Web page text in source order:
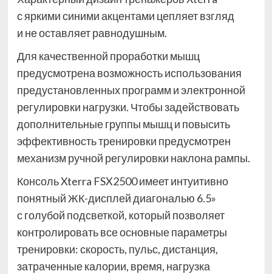
с яркими синими акцентами цепляет взгляд
и не оставляет равнодушным.
Для качественной проработки мышц
предусмотрена возможность использования
предустановленных программ и электронной
регулировки нагрузки. Чтобы задействовать
дополнительные группы мышц и повысить
эффективность тренировки предусмотрен
механизм ручной регулировки наклона рампы.
Консоль Xterra FSX2500 имеет интуитивно
понятный ЖК-дисплей диагональю 6.5»
с голубой подсветкой, который позволяет
контролировать все основные параметры
тренировки: скорость, пульс, дистанция,
затраченные калории, время, нагрузка